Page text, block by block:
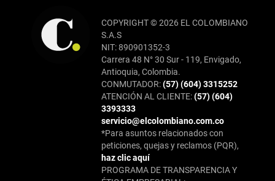
COPYRIGHT © 2026 EL COLOMBIANO
S.A.S
NIT: 890901352-3
Carrera 48 N° 30 Sur - 119, Envigado,
Antioquia, Colombia.
CONMUTADOR:(57) (604) 3315252
ATENCIÓN AL CLIENTE:(57) (604)
3393333
servicio@elcolombiano.com.co
*Para asuntos relacionados con
peticiones, quejas y reclamos (PQR),
haz clic aquí
PROGRAMA DE TRANSPARENCIA Y